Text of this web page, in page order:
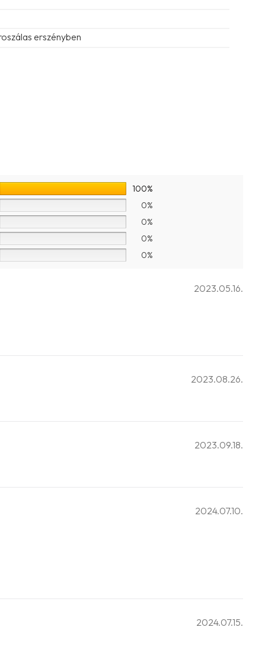
erszényben
100%
0%
0%
0%
0%
2023.05.16.
2023.08.26.
2023.09.18.
2024.07.10.
2024.07.15.